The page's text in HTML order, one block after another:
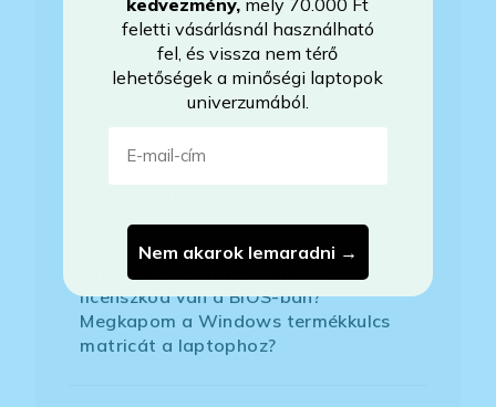
fizetni?
Hogyan tudom megrendelni a
kiszemelt laptopot?
Áfás számlát tudnak adni?
Mit jelent az, hogy Windows
licenszkód van a BIOS-ban?
Megkapom a Windows termékkulcs
matricát a laptophoz?
feletti vásárlásnál használható
fel, és vissza nem térő
lehetőségek a minőségi laptopok
univerzumából.
Nem akarok lemaradni →